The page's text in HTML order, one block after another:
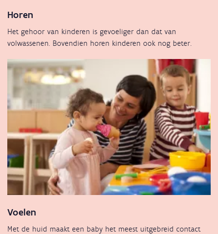
Horen
Het gehoor van kinderen is gevoeliger dan dat van
volwassenen. Bovendien horen kinderen ook nog beter.
Voelen
Met de huid maakt een baby het meest uitgebreid contact